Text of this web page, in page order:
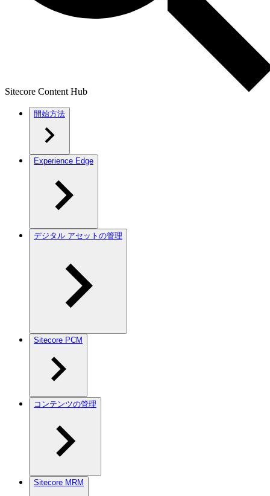
Sitecore Content Hub
開始方法
Experience Edge
デジタル アセットの管理
Sitecore PCM
コンテンツの管理
Sitecore MRM